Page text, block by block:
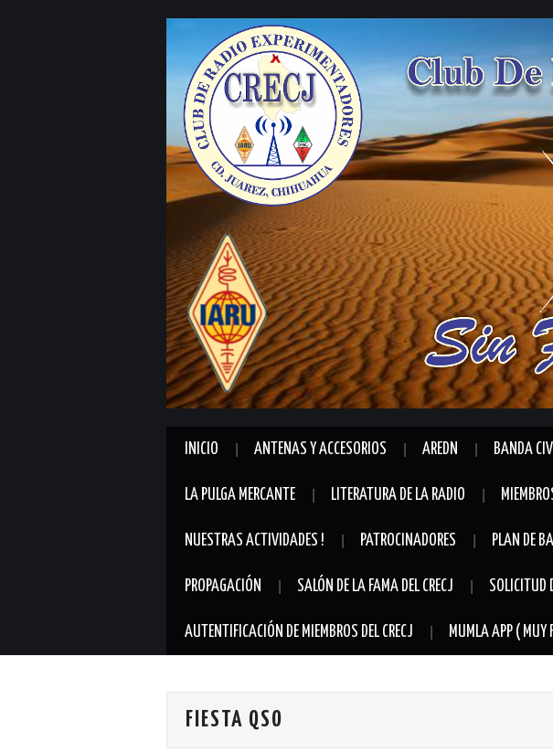
INICIO ANTENAS Y ACCESORIOS AREDN BANDA
LA PULGA MERCANTE LITERATURA DE LA RADIO
NUESTRAS ACTIVIDADES ! PATROCINADORES PLAN DE
PROPAGACIÓN SALÓN DE LA FAMA DEL CRECJ SOLICITUD
AUTENTIFICACIÓN DE MIEMBROS DEL CRECJ MUMLA APP ( MUY
FIESTA QSO